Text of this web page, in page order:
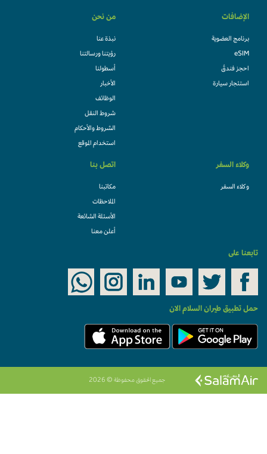
الإضافات
برنامج العضوية
eSIM
احجز فندقً
استئجار سيارة
من نحن
نبذة عنا
رؤيتنا ورسالتنا
أسطولنا
الأخبار
الوظائف
شروط النقل
الشروط والأحكام
استخدام الموقع
وكلاء السفر
وكلاء السفر
اتصل بنا
مكاتبنا
الملاحظات
الأسئلة الشائعة
أعلن معنا
تابعنا على
حمل تطبيق طيران السلام الان
جميع الحقوق محفوظة © 2026